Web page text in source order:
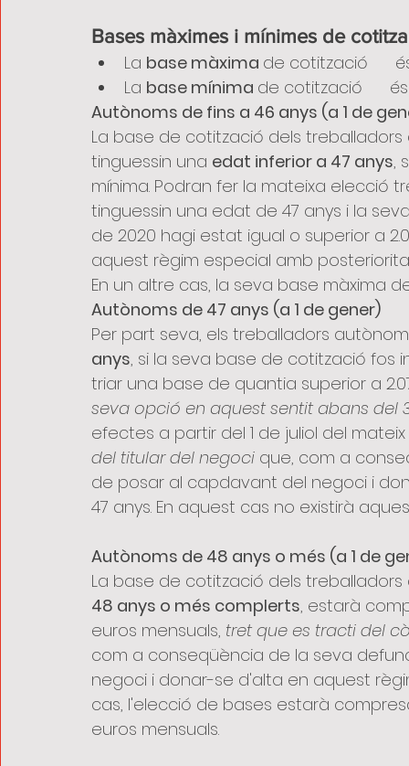
Bases màximes i mínimes de
La base màxima de cotització
La base mínima de cotització
Autònoms de fins a 46 anys (a 1 de
La base de cotització dels
tinguessin una edat inferior a 47 anys,
mínima. Podran fer la mateixa
tinguessin una edat de 47 anys i la
de 2020 hagi estat igual o superior a
aquest règim especial amb
En un altre cas, la seva base màxima
Autònoms de 47 anys (a 1 de gener)
Per part seva, els treballadors
anys, si la seva base de cotització fos
triar una base de quantia superior a
seva opció en aquest sentit abans del
efectes a partir del 1 de juliol del
del titular del negoci que, com a
de posar al capdavant del negoci i
47 anys. En aquest cas no existirà
Autònoms de 48 anys o més (a 1 de
La base de cotització dels
48 anys o més complerts, estarà
euros mensuals, tret que es tracti del
com a conseqüència de la seva
negoci i donar-se d'alta en aquest
cas, l'elecció de bases estarà
euros mensuals.